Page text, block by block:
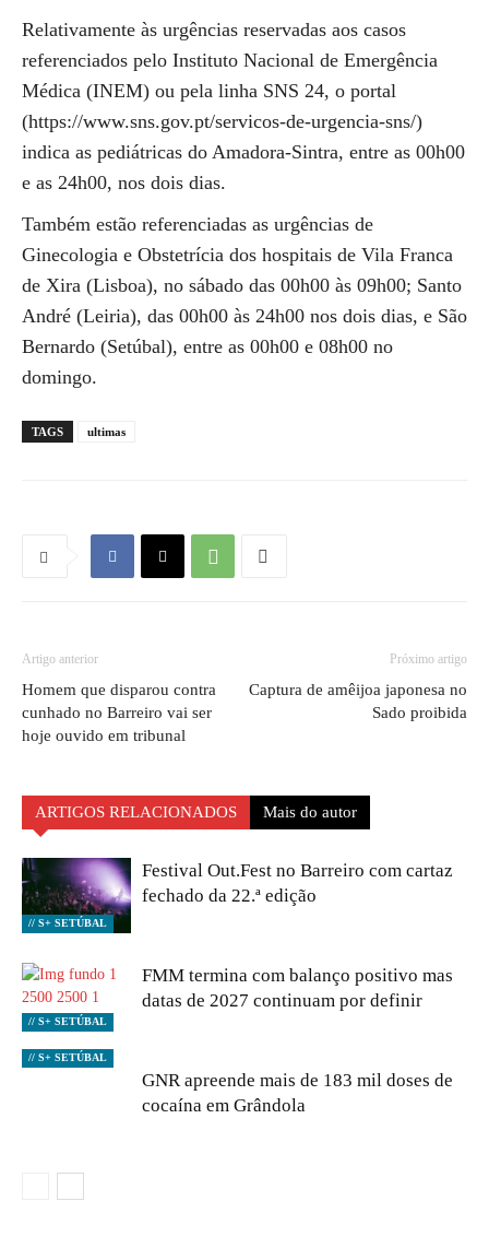
Relativamente às urgências reservadas aos casos
referenciados pelo Instituto Nacional de Emergência
Médica (INEM) ou pela linha SNS 24, o portal
(https://www.sns.gov.pt/servicos-de-urgencia-sns/)
indica as pediátricas do Amadora-Sintra, entre as 00h00
e as 24h00, nos dois dias.
Também estão referenciadas as urgências de
Ginecologia e Obstetrícia dos hospitais de Vila Franca
de Xira (Lisboa), no sábado das 00h00 às 09h00; Santo
André (Leiria), das 00h00 às 24h00 nos dois dias, e São
Bernardo (Setúbal), entre as 00h00 e 08h00 no
domingo.
TAGS ultimas
Artigo anterior
Homem que disparou contra
cunhado no Barreiro vai ser
hoje ouvido em tribunal
Próximo artigo
Captura de amêijoa japonesa no
Sado proibida
ARTIGOS RELACIONADOS Mais do autor
// S+ SETÚBAL
Festival Out.Fest no Barreiro com cartaz
fechado da 22.ª edição
// S+ SETÚBAL
FMM termina com balanço positivo mas
datas de 2027 continuam por definir
// S+ SETÚBAL
GNR apreende mais de 183 mil doses de
cocaína em Grândola